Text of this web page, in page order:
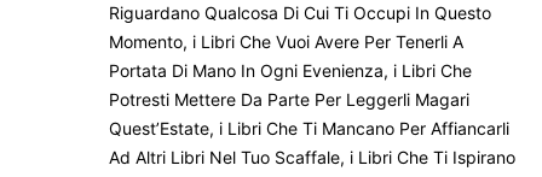
Riguardano Qualcosa Di Cui Ti Occupi In Questo
Momento, i Libri Che Vuoi Avere Per Tenerli A
Portata Di Mano In Ogni Evenienza, i Libri Che
Potresti Mettere Da Parte Per Leggerli Magari
Quest’Estate, i Libri Che Ti Mancano Per Affiancarli
Ad Altri Libri Nel Tuo Scaffale, i Libri Che Ti Ispirano